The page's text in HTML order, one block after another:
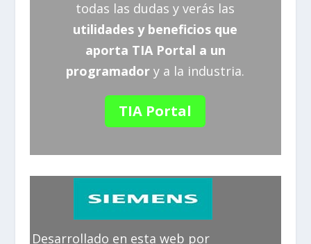
todas las dudas y verás las
utilidades y beneficios que
aporta TIA Portal a un
programador y a la industria.
TIA Portal
Desarrollado en esta web por